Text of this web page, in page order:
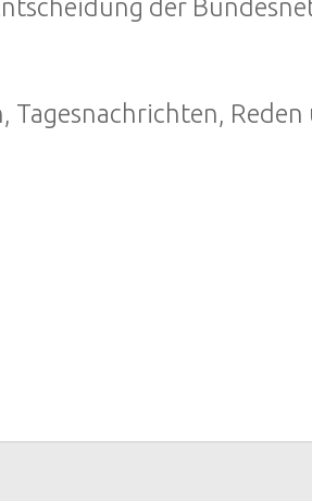
der
Tagesnachrichten,